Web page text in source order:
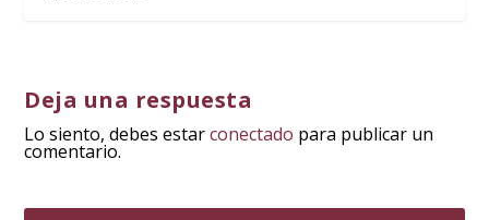
Deja una respuesta
Lo siento, debes estarconectado para publicar un
comentario.